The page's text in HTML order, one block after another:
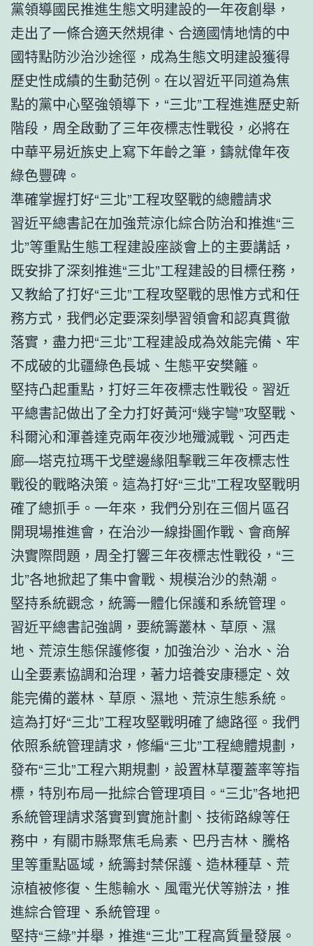
黨領導國民推進生態文明建設的一年夜創舉，
走出了一條合適天然規律、合適國情地情的中
國特點防沙治沙途徑，成為生態文明建設獲得
歷史性成績的生動范例。在以習近平同道為焦
點的黨中心堅強領導下，“三北”工程進進歷史新
階段，周全啟動了三年夜標志性戰役，必將在
中華平易近族史上寫下年齡之筆，鑄就偉年夜
綠色豐碑。
準確掌握打好“三北”工程攻堅戰的總體請求
習近平總書記在加強荒涼化綜合防治和推進“三
北”等重點生態工程建設座談會上的主要講話，
既安排了深刻推進“三北”工程建設的目標任務，
又教給了打好“三北”工程攻堅戰的思惟方式和任
務方式，我們必定要深刻學習領會和認真貫徹
落實，盡力把“三北”工程建設成為效能完備、牢
不成破的北疆綠色長城、生態平安樊籬。
堅持凸起重點，打好三年夜標志性戰役。習近
平總書記做出了全力打好黃河“幾字彎”攻堅戰、
科爾沁和渾善達克兩年夜沙地殲滅戰、河西走
廊—塔克拉瑪干戈壁邊緣阻擊戰三年夜標志性
戰役的戰略決策。這為打好“三北”工程攻堅戰明
確了總抓手。一年來，我們分別在三個片區召
開現場推進會，在治沙一線掛圖作戰、會商解
決實際問題，周全打響三年夜標志性戰役，“三
北”各地掀起了集中會戰、規模治沙的熱潮。
堅持系統觀念，統籌一體化保護和系統管理。
習近平總書記強調，要統籌叢林、草原、濕
地、荒涼生態保護修復，加強治沙、治水、治
山全要素協調和治理，著力培養安康穩定、效
能完備的叢林、草原、濕地、荒涼生態系統。
這為打好“三北”工程攻堅戰明確了總路徑。我們
依照系統管理請求，修編“三北”工程總體規劃，
發布“三北”工程六期規劃，設置林草覆蓋率等指
標，特別布局一批綜合管理項目。“三北”各地把
系統管理請求落實到實施計劃、技術路線等任
務中，有關市縣聚焦毛烏素、巴丹吉林、騰格
里等重點區域，統籌封禁保護、造林種草、荒
涼植被修復、生態輸水、風電光伏等辦法，推
進綜合管理、系統管理。
堅持“三綠”并舉，推進“三北”工程高質量發展。